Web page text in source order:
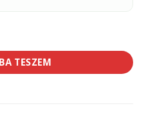
mennyiség
TESZEM